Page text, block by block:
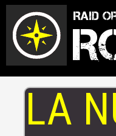
Raid
LA